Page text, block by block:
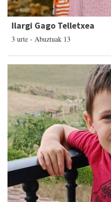
Ilargi Gago Telletxea
3 urte - Abuztuak 13